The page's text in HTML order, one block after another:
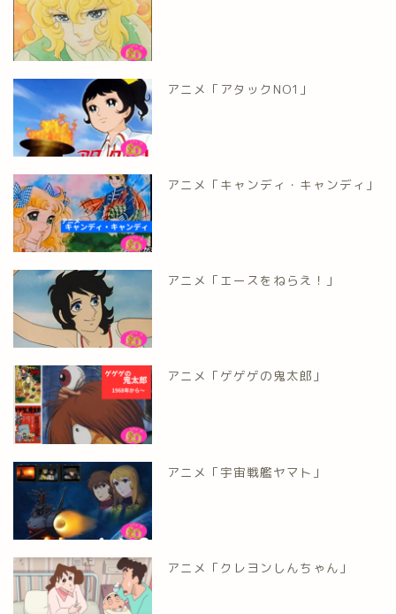
アニメ「アタックNO1」
アニメ「キャンディ・キャンディ」
アニメ「エースをねらえ！」
アニメ「ゲゲゲの鬼太郎」
アニメ「宇宙戦艦ヤマト」
アニメ「クレヨンしんちゃん」